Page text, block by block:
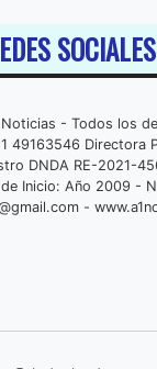
SOCIALES
- Todos los
49163546 Directora
DNDA RE-2021-
Inicio: Año 2009 -
-